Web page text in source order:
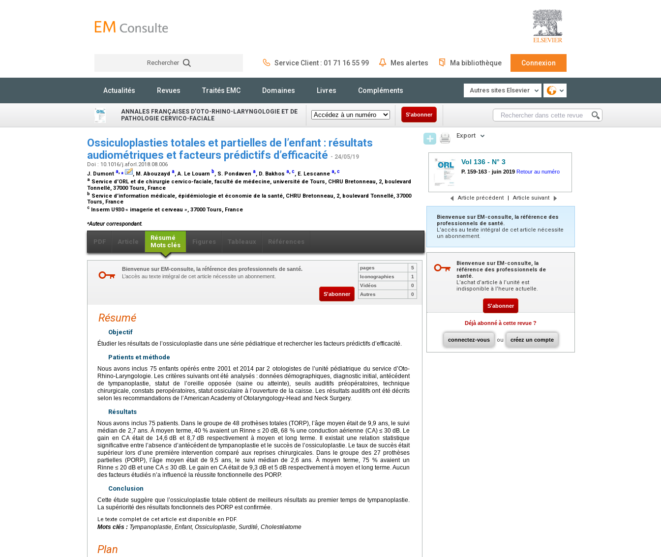
Rechercher Service Client : 01 71 16 55 99 Mes alertes Ma bibliothèque Connexion
Actualités Revues Traités EMC Domaines Livres Compléments Autres sites Elsevier
ANNALES FRANÇAISES D'OTO-RHINO-LARYNGOLOGIE ET DE
PATHOLOGIE CERVICO-FACIALE
S'abonner
Ossiculoplasties totales et partielles de l’enfant : résultats
audiométriques et facteurs prédictifs d’efficacité - 24/05/19
Doi : 10.1016/j.aforl.2018.08.006
J. Dumont a,⁎ , M. Abouzayd a, A. Le Louarn b, S. Pondaven a, D. Bakhos a,c, E. Lescanne a,c
a Service d’ORL et de chirurgie cervico-faciale, faculté de médecine, université de Tours, CHRU Bretonneau, 2, boulevard
Tonnellé, 37000 Tours, France
b Service d’information médicale, épidémiologie et économie de la santé, CHRU Bretonneau, 2, boulevard Tonnellé, 37000
Tours, France
c Inserm U930 « imagerie et cerveau », 37000 Tours, France
⁎Auteur correspondant.
PDF Article
Résumé
Mots clés
Figures Tableaux Références
Bienvenue sur EM-consulte, la référence des professionnels de santé.
L’accès au texte intégral de cet article nécessite un abonnement.
S'abonner
pages
5
Iconographies
1
Vidéos
0
Autres
0
Résumé
Objectif
Étudier les résultats de l’ossiculoplastie dans une série pédiatrique et rechercher les facteurs prédictifs d’efficacité.
Patients et méthode
Nous avons inclus 75 enfants opérés entre 2001 et 2014 par 2 otologistes de l’unité pédiatrique du service d’Oto-
Rhino-Laryngologie. Les critères suivants ont été analysés : données démographiques, diagnostic initial, antécédent
de tympanoplastie, statut de l’oreille opposée (saine ou atteinte), seuils auditifs préopératoires, technique
chirurgicale, constats peropératoires, statut ossiculaire à l’ouverture de la caisse. Les résultats auditifs ont été décrits
selon les recommandations de l’American Academy of Otolaryngology-Head and Neck Surgery.
Résultats
Nous avons inclus 75 patients. Dans le groupe de 48 prothèses totales (TORP), l’âge moyen était de 9,9 ans, le suivi
médian de 2,7 ans. À moyen terme, 40 % avaient un Rinne ≤ 20 dB, 68 % une conduction aérienne (CA) ≤ 30 dB. Le
gain en CA était de 14,6 dB et 8,7 dB respectivement à moyen et long terme. Il existait une relation statistique
significative entre l’absence d’antécédent de tympanoplastie et le succès de l’ossiculoplastie. Le taux de succès était
supérieur lors d’une première intervention comparé aux reprises chirurgicales. Dans le groupe des 27 prothèses
partielles (PORP), l’âge moyen était de 9,5 ans, le suivi médian de 2,6 ans. À moyen terme, 75 % avaient un
Rinne ≤ 20 dB et une CA ≤ 30 dB. Le gain en CA était de 9,3 dB et 5 dB respectivement à moyen et long terme. Aucun
des facteurs étudiés n’a influencé la réussite fonctionnelle des PORP.
Conclusion
Cette étude suggère que l’ossiculoplastie totale obtient de meilleurs résultats au premier temps de tympanoplastie.
La supériorité des résultats fonctionnels des PORP est confirmée.
Le texte complet de cet article est disponible en PDF.
Mots clés : Tympanoplastie, Enfant, Ossiculoplastie, Surdité, Cholestéatome
Plan
Export
Vol 136 - N° 3
P. 159-163 - juin 2019 Retour au numéro
Article précédent | Article suivant
Bienvenue sur EM-consulte, la référence des
professionnels de santé.
L’accès au texte intégral de cet article nécessite
un abonnement.
Bienvenue sur EM-consulte, la
référence des professionnels de
santé.
L’achat d’article à l’unité est
indisponible à l’heure actuelle.
S'abonner
Déjà abonné à cette revue ?
connectez-vous ou créez un compte